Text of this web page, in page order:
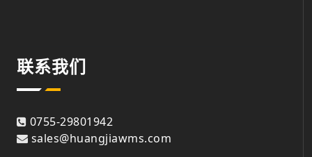
联系我们
0755-29801942
sales@huangjiawms.com